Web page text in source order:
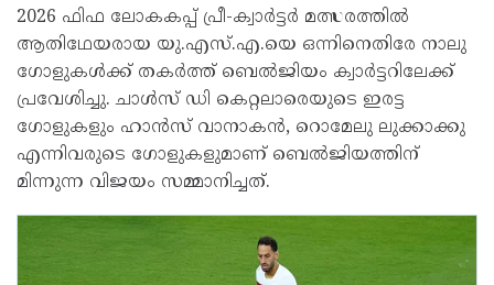
2026 ഫിഫ ലോകകപ്പ് പ്രീ-ക്വാർട്ടർ മത്സരത്തിൽ
ആതിഥേയരായ യു.എസ്.എ.യെ ഒന്നിനെതിരേ നാലു
ഗോളുകൾക്ക് തകർത്ത് ബെൽജിയം ക്വാർട്ടറിലേക്ക്
പ്രവേശിച്ചു. ചാൾസ് ഡി കെറ്റലാരെയുടെ ഇരട്ട
ഗോളുകളും ഹാൻസ് വാനാകൻ, റൊമേലു ലുക്കാക്കു
എന്നിവരുടെ ഗോളുകളുമാണ് ബെൽജിയത്തിന്
മിന്നുന്ന വിജയം സമ്മാനിച്ചത്.